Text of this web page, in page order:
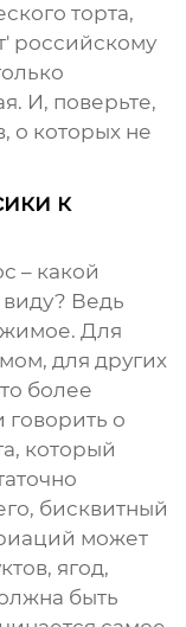
торта,
российскому
И, поверьте,
о которых не
к
– какой
Ведь
Для
для других
более
о
, который
бисквитный
может
ягод,
быть